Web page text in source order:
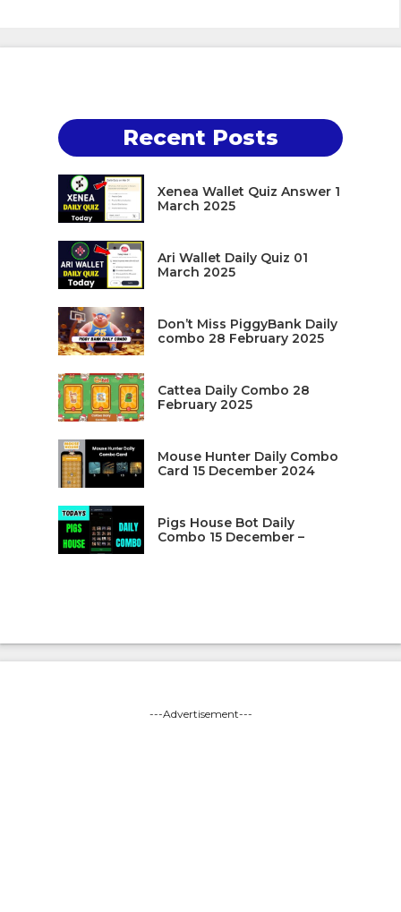
Recent Posts
Xenea Wallet Quiz Answer 1
March 2025
Ari Wallet Daily Quiz 01
March 2025
Don’t Miss PiggyBank Daily
combo 28 February 2025
Cattea Daily Combo 28
February 2025
Mouse Hunter Daily Combo
Card 15 December 2024
Pigs House Bot Daily
Combo 15 December –
---Advertisement---